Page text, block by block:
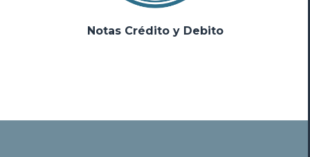
Notas Crédito y Debito